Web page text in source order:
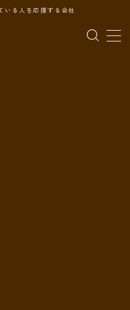
いる人を応援する会社